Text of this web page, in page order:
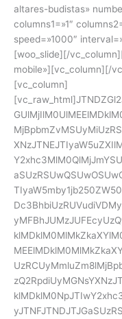
altares-budistas»
columns1=»1″
speed=»1000″
[woo_slide][/
mobile»][vc_column][/
[vc_column]